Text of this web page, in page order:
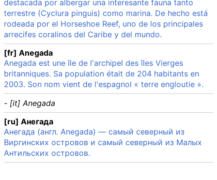
destacada por albergar una interesante fauna tanto
terrestre (Cyclura pinguis) como marina. De hecho está
rodeada por el Horseshoe Reef, uno de los principales
arrecifes coralinos del Caribe y del mundo.
[fr] Anegada
Anegada est une île de l'archipel des îles Vierges
britanniques. Sa population était de 204 habitants en
2003. Son nom vient de l'espagnol « terre engloutie ».
- [it] Anegada
[ru] Анегада
Анегада (англ. Anegada) — самый северный из
Виргинских островов и самый северный из Малых
Антильских островов.